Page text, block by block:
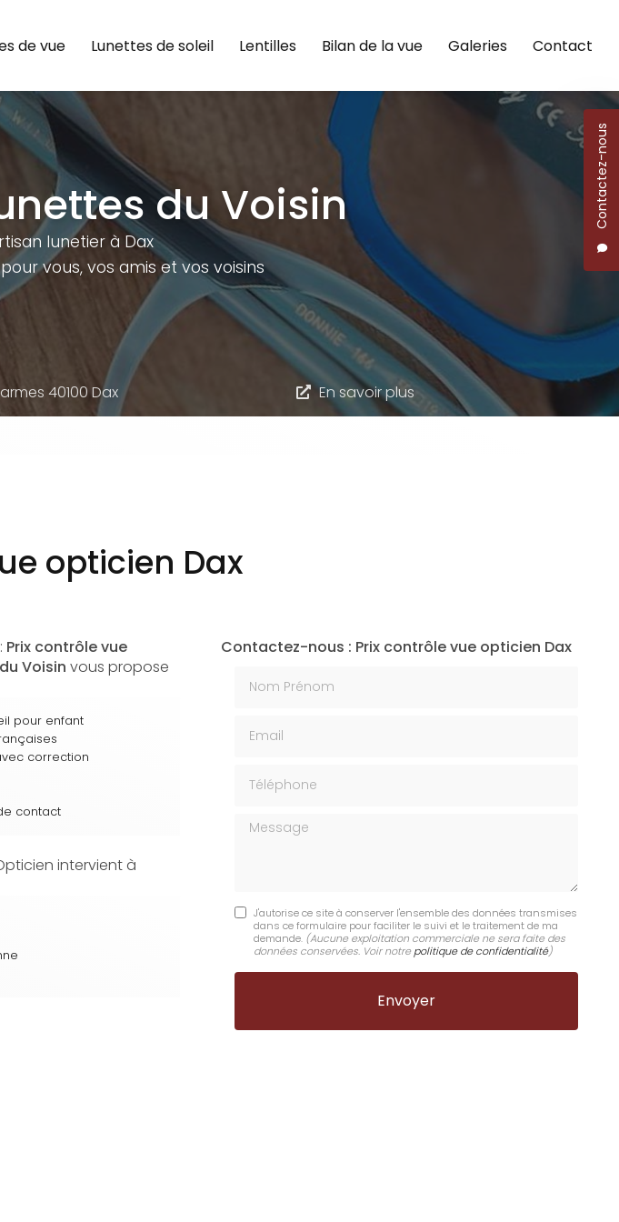
Contactez-nous
de vue Lunettes de soleil Lentilles Bilan de la vue Galeries Contact
du Voisin
lunetier à Dax
vous, vos amis et vos voisins
40100 Dax En savoir plus
opticien Dax
Prix contrôle vue
Voisin vous propose
pour enfant
correction
contact
intervient à
Contactez-nous : Prix contrôle vue opticien Dax
Message
J'autorise ce site à conserver l'ensemble des données transmises
dans ce formulaire pour faciliter le suivi et le traitement de ma
demande. (Aucune exploitation commerciale ne sera faite des
données conservées. Voir notre politique de confidentialité)